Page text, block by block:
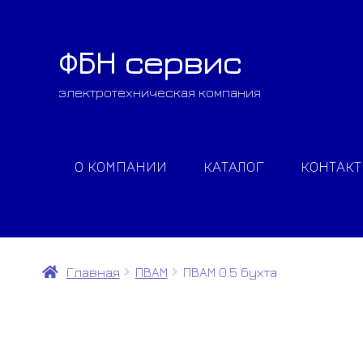
Перейти
навигации
Перейти
содержимому
ФБН сервис
электротехническая компания
О КОМПАНИИ КАТАЛОГ
Главная ПВАМ ПВАМ 0.5 бухта